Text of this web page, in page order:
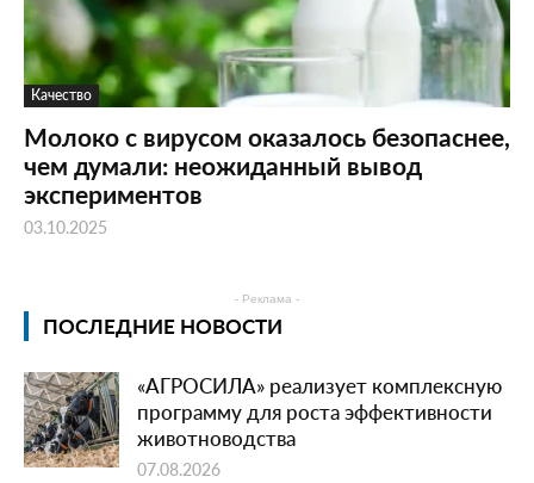
Качество
Молоко с вирусом оказалось безопаснее,
чем думали: неожиданный вывод
экспериментов
03.10.2025
- Реклама -
ПОСЛЕДНИЕ НОВОСТИ
«АГРОСИЛА» реализует комплексную
программу для роста эффективности
животноводства
07.08.2026